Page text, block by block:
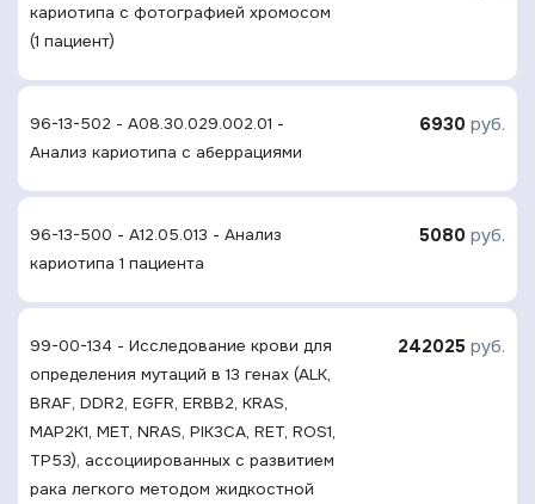
кариотипа с фотографией хромосом
(1 пациент)
96-13-502 - A08.30.029.002.01 -
Анализ кариотипа с аберрациями
6930 руб.
96-13-500 - A12.05.013 - Анализ
кариотипа 1 пациента
5080 руб.
99-00-134 - Исследование крови для
определения мутаций в 13 генах (ALK,
BRAF, DDR2, EGFR, ERBB2, KRAS,
MAP2K1, MET, NRAS, PIK3CA, RET, ROS1,
TP53), ассоциированных с развитием
рака легкого методом жидкостной
242025 руб.